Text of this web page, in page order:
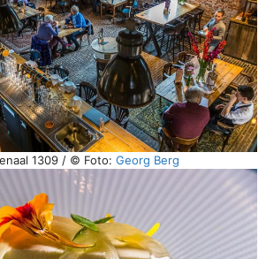
1309 / © Foto: Georg Berg